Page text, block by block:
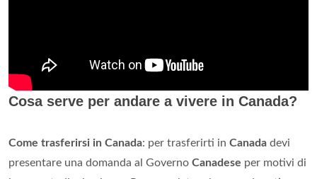
Cosa serve per andare a vivere in Canada?
Come trasferirsi in Canada: per trasferirti in Canada devi
presentare una domanda al Governo Canadese per motivi di